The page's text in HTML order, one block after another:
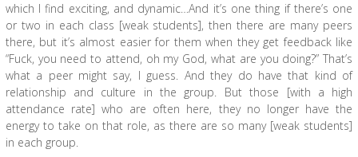
which I find exciting, and dynamic…And it’s one thing if there’s one
or two in each class [weak students], then there are many peers
there, but it’s almost easier for them when they get feedback like
“Fuck, you need to attend, oh my God, what are you doing?” That’s
what a peer might say, I guess. And they do have that kind of
relationship and culture in the group. But those [with a high
attendance rate] who are often here, they no longer have the
energy to take on that role, as there are so many [weak students]
in each group.